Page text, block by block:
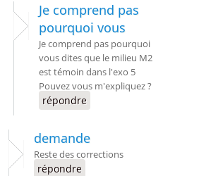
Je comprend pas
pourquoi vous
Je comprend pas pourquoi
vous dites que le milieu M2
est témoin dans l'exo 5
Pouvez vous m'expliquez ?
répondre
demande
Reste des corrections
répondre